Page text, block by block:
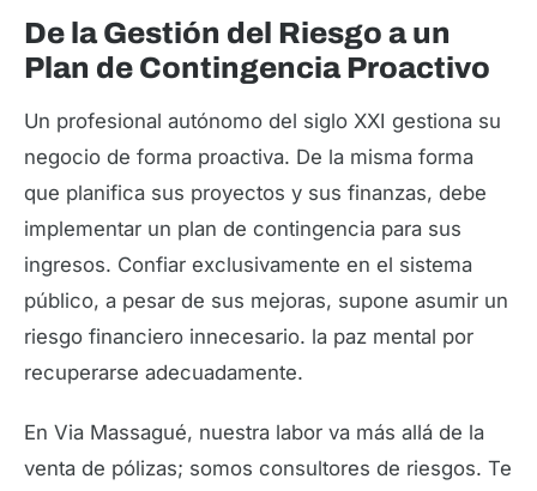
De la Gestión del Riesgo a un
Plan de Contingencia Proactivo
Un profesional autónomo del siglo XXI gestiona su
negocio de forma proactiva. De la misma forma
que planifica sus proyectos y sus finanzas, debe
implementar un plan de contingencia para sus
ingresos. Confiar exclusivamente en el sistema
público, a pesar de sus mejoras, supone asumir un
riesgo financiero innecesario. la paz mental por
recuperarse adecuadamente.
En Via Massagué, nuestra labor va más allá de la
venta de pólizas; somos consultores de riesgos. Te